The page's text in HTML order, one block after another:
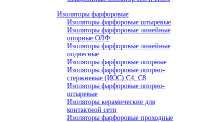
Изоляторы фарфоровые
Изоляторы фарфоровые штыревые
Изоляторы фарфоровые линейные
опорные ОЛФ
Изоляторы фарфоровые линейные
подвесные
Изоляторы фарфоровые опорные
Изоляторы фарфоровые опорно-
стержневые (ИОС) С4, С8
Изоляторы фарфоровые опорно-
штыревые
Изоляторы керамические для
контактной сети
Изоляторы фарфоровые проходные